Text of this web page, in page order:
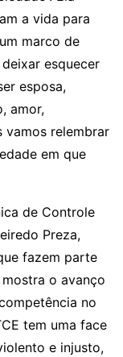
a vida para
marco de
esquecer
esposa,
amor,
vamos relembrar
em que
de Controle
Preza,
fazem parte
o avanço
no
tem uma face
e injusto,